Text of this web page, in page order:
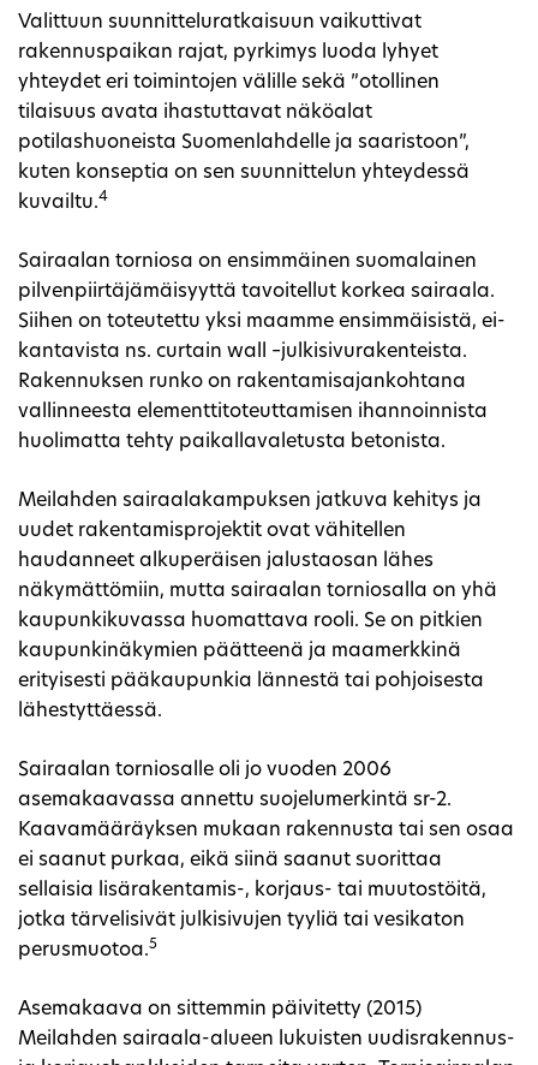
Valittuun suunnitteluratkaisuun vaikuttivat
rakennuspaikan rajat, pyrkimys luoda lyhyet
yhteydet eri toimintojen välille sekä ”otollinen
tilaisuus avata ihastuttavat näköalat
potilashuoneista Suomenlahdelle ja saaristoon”,
kuten konseptia on sen suunnittelun yhteydessä
kuvailtu.4
Sairaalan torniosa on ensimmäinen suomalainen
pilvenpiirtäjämäisyyttä tavoitellut korkea sairaala.
Siihen on toteutettu yksi maamme ensimmäisistä, ei-
kantavista ns. curtain wall –julkisivurakenteista.
Rakennuksen runko on rakentamisajankohtana
vallinneesta elementtitoteuttamisen ihannoinnista
huolimatta tehty paikallavaletusta betonista.
Meilahden sairaalakampuksen jatkuva kehitys ja
uudet rakentamisprojektit ovat vähitellen
haudanneet alkuperäisen jalustaosan lähes
näkymättömiin, mutta sairaalan torniosalla on yhä
kaupunkikuvassa huomattava rooli. Se on pitkien
kaupunkinäkymien päätteenä ja maamerkkinä
erityisesti pääkaupunkia lännestä tai pohjoisesta
lähestyttäessä.
Sairaalan torniosalle oli jo vuoden 2006
asemakaavassa annettu suojelumerkintä sr-2.
Kaavamääräyksen mukaan rakennusta tai sen osaa
ei saanut purkaa, eikä siinä saanut suorittaa
sellaisia lisärakentamis-, korjaus- tai muutostöitä,
jotka tärvelisivät julkisivujen tyyliä tai vesikaton
perusmuotoa.5
Asemakaava on sittemmin päivitetty (2015)
Meilahden sairaala-alueen lukuisten uudisrakennus-